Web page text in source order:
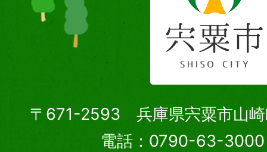
〒671-2593 兵庫県宍粟市山崎
電話：0790-63-3000